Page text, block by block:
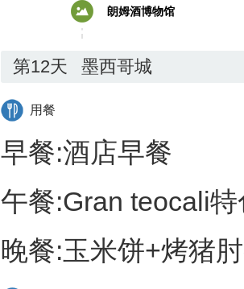
朗姆酒博物馆
第12天 墨西哥城
用餐
早餐:酒店早餐
午餐:Gran teocali
晚餐:玉米饼+烤猪